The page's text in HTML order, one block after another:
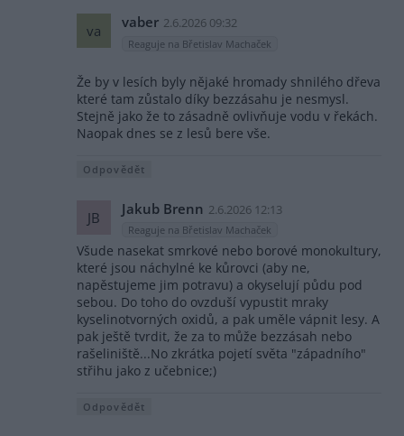
va vaber 2.6.2026 09:32
Reaguje na Břetislav Machaček
Že by v lesích byly nějaké hromady shnilého dřeva
které tam zůstalo díky bezzásahu je nesmysl.
Stejně jako že to zásadně ovlivňuje vodu v řekách.
Naopak dnes se z lesů bere vše.
Odpovědět
JB Jakub Brenn 2.6.2026 12:13
Reaguje na Břetislav Machaček
Všude nasekat smrkové nebo borové monokultury,
které jsou náchylné ke kůrovci (aby ne,
napěstujeme jim potravu) a okyselují půdu pod
sebou. Do toho do ovzduší vypustit mraky
kyselinotvorných oxidů, a pak uměle vápnit lesy. A
pak ještě tvrdit, že za to může bezzásah nebo
rašeliniště...No zkrátka pojetí světa "západního"
střihu jako z učebnice;)
Odpovědět